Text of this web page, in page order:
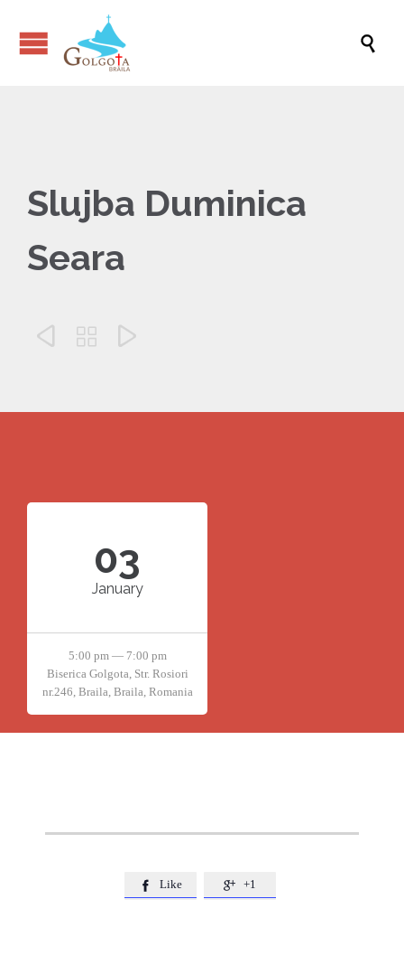

Slujba Duminica
Seara
  
03
January
5:00 pm — 7:00 pm
Biserica Golgota, Str. Rosiori
nr.246, Braila, Braila, Romania
 Like  +1